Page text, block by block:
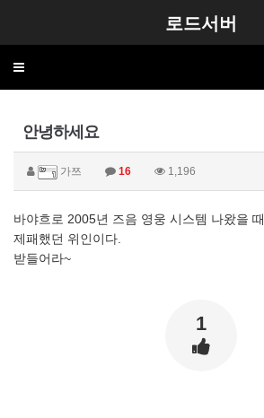
로드서버
Toggle
안녕하세요
가쯔 16 1,196
바야흐로 2005년 즈음 영웅 시스템 나왔을
제패했던 위인이다.
받들어라~
1